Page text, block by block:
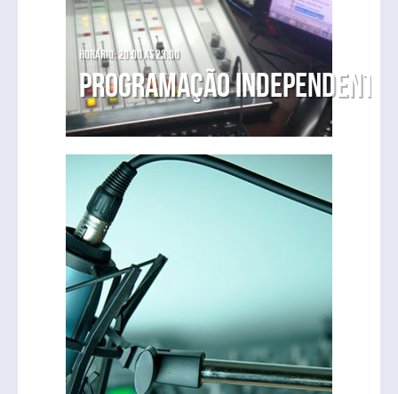
Horário: 20:00 as 23:00
Programação Independente